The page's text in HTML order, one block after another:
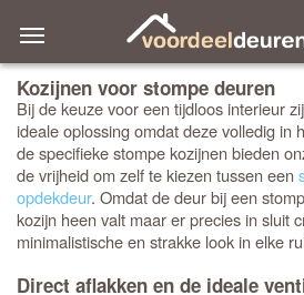
Kozijnen voor stompe deuren
Bij de keuze voor een tijdloos interieur
ideale oplossing omdat deze volledig in
de specifieke stompe kozijnen bieden
de vrijheid om zelf te kiezen tussen een
opdekdeur. Omdat de deur bij een
kozijn heen valt maar er precies in sluit
minimalistische en strakke look in elke
Direct aflakken en de ideale